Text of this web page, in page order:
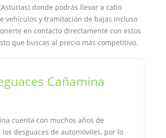
donde podrás llevar a cabo
vehículos y tramitación de bajas incluso
en contacto directamente con estos
que buscas al precio más competitivo.
Cañamina
cuenta con muchos años de
desguaces de automóviles, por lo